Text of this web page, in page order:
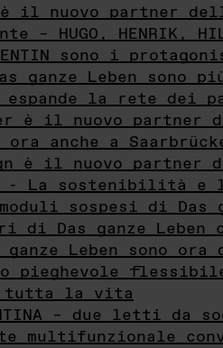
è il nuovo partner
– HUGO, HENRIK,
sono i
ganze Leben
espande la rete dei
è il nuovo partner di
ora anche a
è il nuovo partner di
- La sostenibilità e
sospesi di Das
di Das ganze Leben
Leben sono ora
pieghevole
tutta la vita
– due letti da
multifunzionale